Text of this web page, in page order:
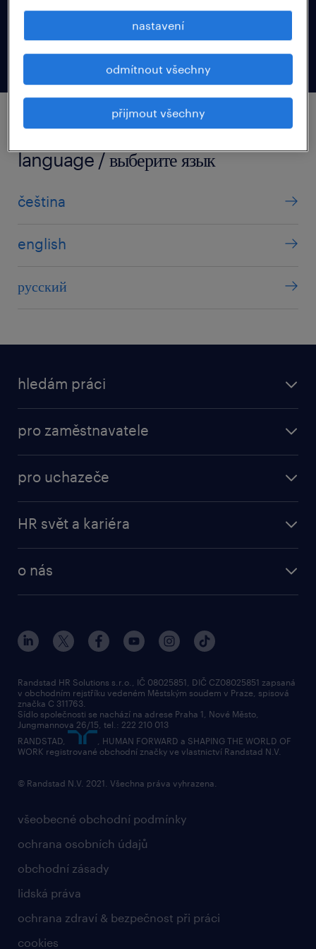
language / выберите язык
čeština
english
русский
hledám práci
pro zaměstnavatele
pro uchazeče
HR svět a kariéra
o nás
všeobecné obchodní podmínky
ochrana osobních údajů
obchodní zásady
lidská práva
ochrana zdraví & bezpečnost při práci
cookies
Randstad HR Solutions s.r.o., IČ 08025851, DIČ CZ08025851 zapsaná
v obchodním rejstříku vedeném Městským soudem v Praze, spisová
značka C 311763.
Sídlo společnosti se nachází na adrese Praha 1, Nové Město,
Jungmannova 26/15, tel.: 222 210 013
RANDSTAD,
, HUMAN FORWARD a SHAPING THE WORLD OF
WORK registrované obchodní značky ve vlastnictví Randstad N.V.
© Randstad N.V. 2021. Všechna práva vyhrazena.
nastavení
odmítnout všechny
přijmout všechny